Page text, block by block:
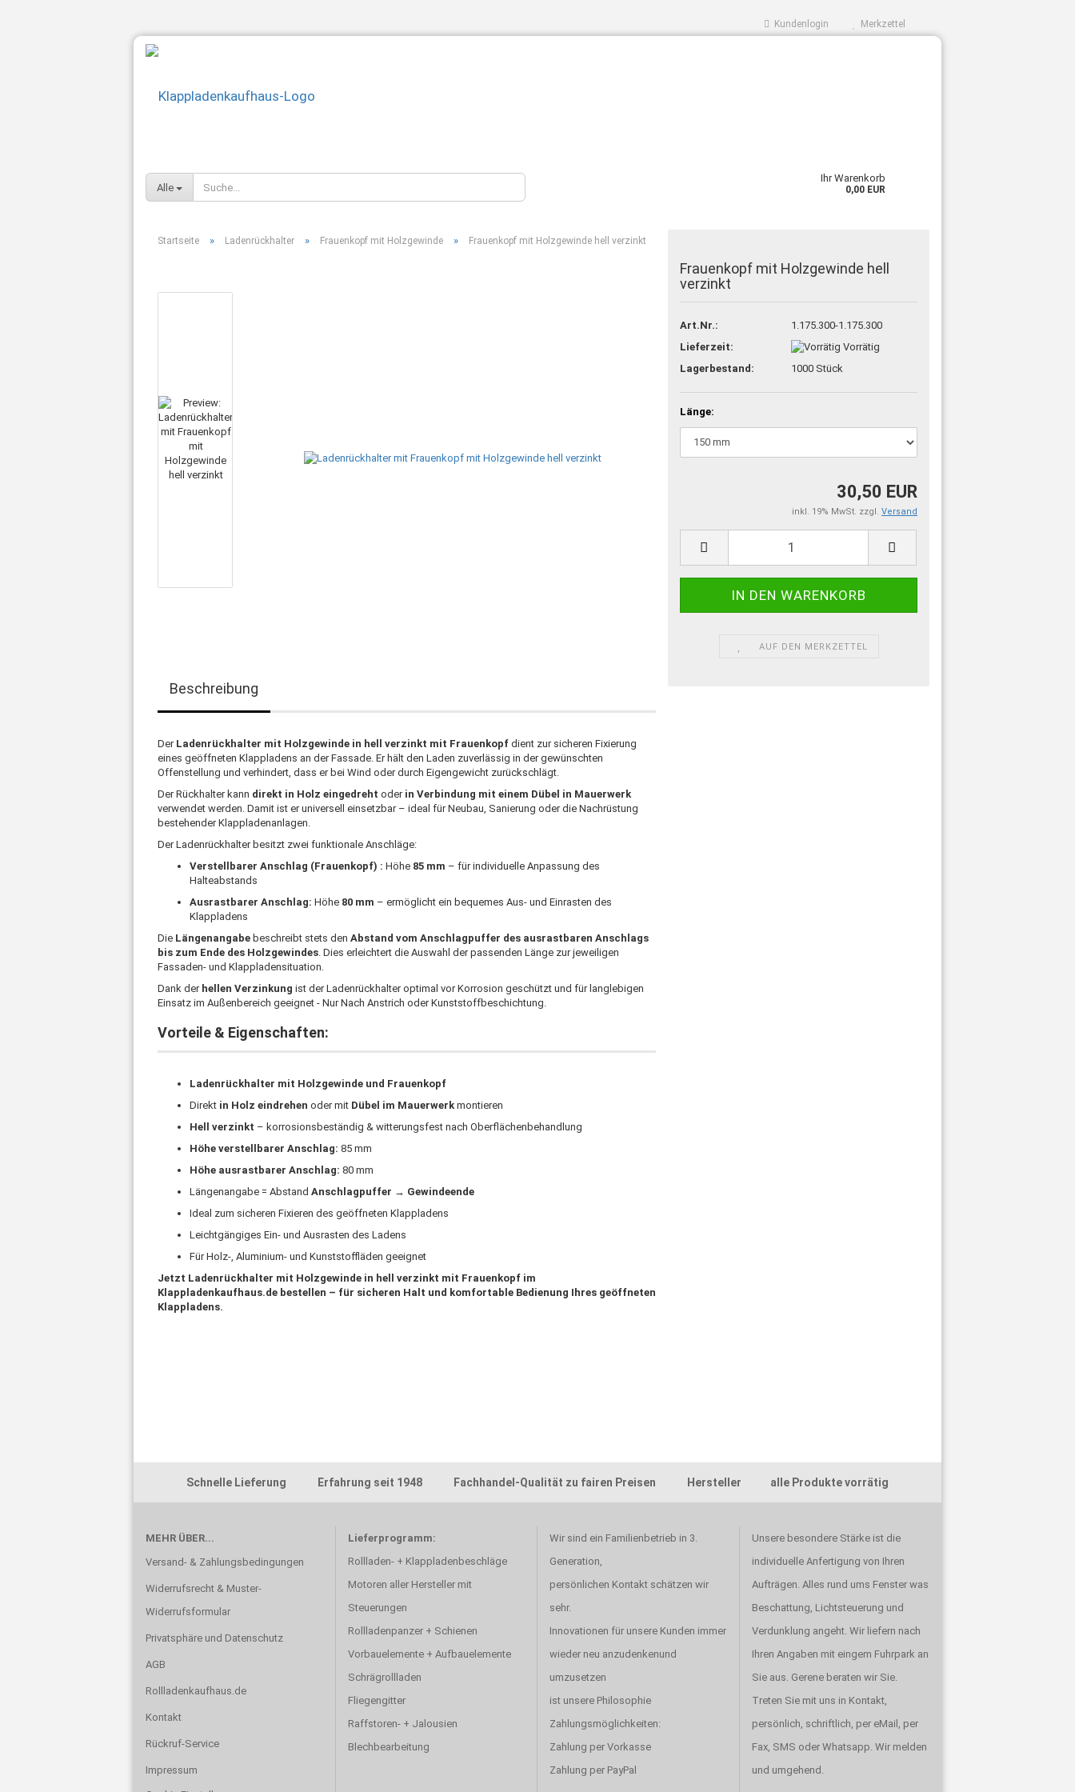
Kundenlogin
Konto erstellen
Passwort vergessen?
Merkzettel
Alle
Ihr Warenkorb
0,00 EUR
Startseite » Ladenrückhalter » Frauenkopf mit Holzgewinde » Frauenkopf mit Holzgewinde hell verzinkt
Frauenkopf mit Holzgewinde hell
verzinkt
Art.Nr.:
1.175.300-1.175.300
Lieferzeit:
Vorrätig
Lagerbestand:
1000 Stück
Länge:
30,50 EUR
inkl. 19% MwSt. zzgl. Versand
AUF DEN MERKZETTEL
Beschreibung
Der Ladenrückhalter mit Holzgewinde in hell verzinkt mit Frauenkopf dient zur sicheren Fixierung
eines geöffneten Klappladens an der Fassade. Er hält den Laden zuverlässig in der gewünschten
Offenstellung und verhindert, dass er bei Wind oder durch Eigengewicht zurückschlägt.
Der Rückhalter kann direkt in Holz eingedreht oder in Verbindung mit einem Dübel in Mauerwerk
verwendet werden. Damit ist er universell einsetzbar – ideal für Neubau, Sanierung oder die Nachrüstung
bestehender Klappladenanlagen.
Der Ladenrückhalter besitzt zwei funktionale Anschläge:
Verstellbarer Anschlag (Frauenkopf) : Höhe 85 mm – für individuelle Anpassung des
Halteabstands
Ausrastbarer Anschlag: Höhe 80 mm – ermöglicht ein bequemes Aus- und Einrasten des
Klappladens
Die Längenangabe beschreibt stets den Abstand vom Anschlagpuffer des ausrastbaren Anschlags
bis zum Ende des Holzgewindes. Dies erleichtert die Auswahl der passenden Länge zur jeweiligen
Fassaden- und Klappladensituation.
Dank der hellen Verzinkung ist der Ladenrückhalter optimal vor Korrosion geschützt und für langlebigen
Einsatz im Außenbereich geeignet - Nur Nach Anstrich oder Kunststoffbeschichtung.
Vorteile & Eigenschaften:
Ladenrückhalter mit Holzgewinde und Frauenkopf
Direkt in Holz eindrehen oder mit Dübel im Mauerwerk montieren
Hell verzinkt – korrosionsbeständig & witterungsfest nach Oberflächenbehandlung
Höhe verstellbarer Anschlag: 85 mm
Höhe ausrastbarer Anschlag: 80 mm
Längenangabe = Abstand Anschlagpuffer → Gewindeende
Ideal zum sicheren Fixieren des geöffneten Klappladens
Leichtgängiges Ein- und Ausrasten des Ladens
Für Holz-, Aluminium- und Kunststoffläden geeignet
Jetzt Ladenrückhalter mit Holzgewinde in hell verzinkt mit Frauenkopf im
Klappladenkaufhaus.de bestellen – für sicheren Halt und komfortable Bedienung Ihres geöffneten
Klappladens.
Schnelle Lieferung Erfahrung seit 1948 Fachhandel-Qualität zu fairen Preisen Hersteller alle Produkte vorrätig
MEHR ÜBER...
Versand- & Zahlungsbedingungen
Widerrufsrecht & Muster-
Widerrufsformular
Privatsphäre und Datenschutz
AGB
Rollladenkaufhaus.de
Kontakt
Rückruf-Service
Impressum
Lieferprogramm:
Rollladen- + Klappladenbeschläge
Motoren aller Hersteller mit
Steuerungen
Rollladenpanzer + Schienen
Vorbauelemente + Aufbauelemente
Schrägrollladen
Fliegengitter
Raffstoren- + Jalousien
Blechbearbeitung
Wir sind ein Familienbetrieb in 3.
Generation,
persönlichen Kontakt schätzen wir
sehr.
Innovationen für unsere Kunden immer
wieder neu anzudenkenund
umzusetzen
ist unsere Philosophie
Zahlungsmöglichkeiten:
Zahlung per Vorkasse
Zahlung per PayPal
Unsere besondere Stärke ist die
individuelle Anfertigung von Ihren
Aufträgen. Alles rund ums Fenster was
Beschattung, Lichtsteuerung und
Verdunklung angeht. Wir liefern nach
Ihren Angaben mit eingem Fuhrpark an
Sie aus. Gerene beraten wir Sie.
Treten Sie mit uns in Kontakt,
persönlich, schriftlich, per eMail, per
Fax, SMS oder Whatsapp. Wir melden
und umgehend.